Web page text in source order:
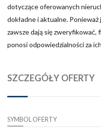
dotyczące oferowanych
dokładne i aktualne.
zawsze dają się zweryfikować,
ponosi odpowiedzialności za
SZCZEGÓŁY OFERTY
SYMBOL OFERTY